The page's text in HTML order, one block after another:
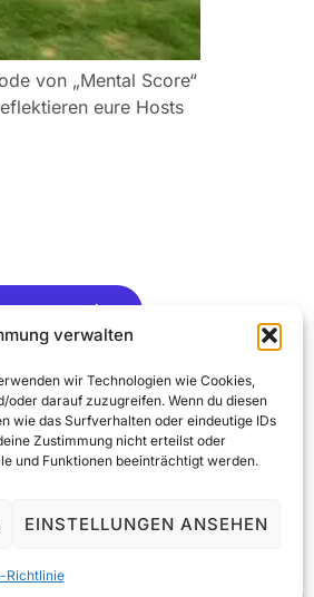
verwalten
wir Technologien wie Cookies,
darauf zuzugreifen. Wenn du diesen
wie das Surfverhalten oder eindeutige IDs
Zustimmung nicht erteilst oder
und Funktionen beeinträchtigt werden.
EINSTELLUNGEN ANSEHEN
Richtlinie
von „Mental Score“
eure Hosts
Gerne ..
All Rights Reserved